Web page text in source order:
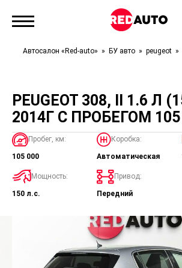
Автосалон «Red-auto» БУ авто peugeot
PEUGEOT 308, II 1.6 Л
2014Г С ПРОБЕГОМ
Пробег, км:
105 000
Коробка:
Автоматическая
Мощность:
150 л.с.
Привод:
Передний